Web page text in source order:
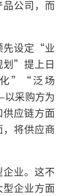
公司，而
先设定“业
”提上日
”“泛场
采购方为
应链方面
将供应商
业。这不
企业方面